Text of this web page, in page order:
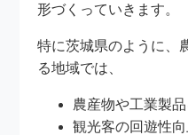
形づくっていきます。
特に茨城県のように、
る地域では、
農産物や工業製
観光客の回遊性向